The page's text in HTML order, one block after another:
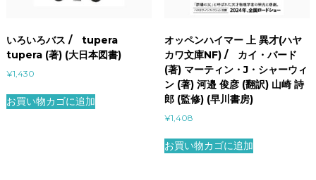
いろいろバス / tupera
tupera (著) (大日本図書)
¥1,430
お買い物カゴに追加
オッペンハイマー 上 異才(ハヤ
カワ文庫NF) / カイ・バード
(著) マーティン・J・シャーウィ
ン (著) 河邉 俊彦 (翻訳) 山崎 詩
郎 (監修) (早川書房)
¥1,408
お買い物カゴに追加